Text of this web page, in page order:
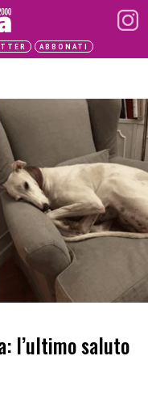
ABBONATI
l’ultimo saluto